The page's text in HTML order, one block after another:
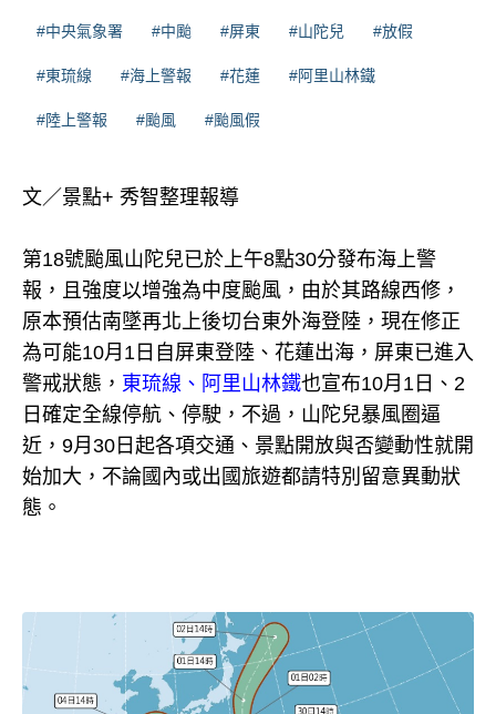
#中央氣象署 #中颱 #屏東 #山陀兒 #放假
#東琉線 #海上警報 #花蓮 #阿里山林鐵
#陸上警報 #颱風 #颱風假
文／景點+ 秀智整理報導
第18號颱風山陀兒已於上午8點30分發布海上警
報，且強度以增強為中度颱風，由於其路線西修，
原本預估南墜再北上後切台東外海登陸，現在修正
為可能10月1日自屏東登陸、花蓮出海，屏東已進入
警戒狀態， 東琉線、阿里山林鐵也宣布10月1日、2
日確定全線停航、停駛，不過，山陀兒暴風圈逼
近，9月30日起各項交通、景點開放與否變動性就開
始加大，不論國內或出國旅遊都請特別留意異動狀
態。